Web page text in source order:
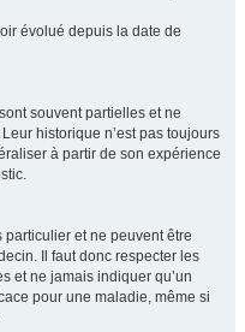
évolué depuis la date de
souvent partielles et ne
historique n’est pas toujours
à partir de son expérience
et ne peuvent être
Il faut donc respecter les
et ne jamais indiquer qu’un
pour une maladie, même si